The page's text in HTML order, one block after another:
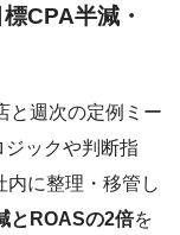
CPA半減・
と週次の定例ミー
ックや判断指
内に整理・移管し
とROASの2倍を